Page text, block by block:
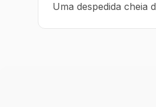
Uma despedida cheia